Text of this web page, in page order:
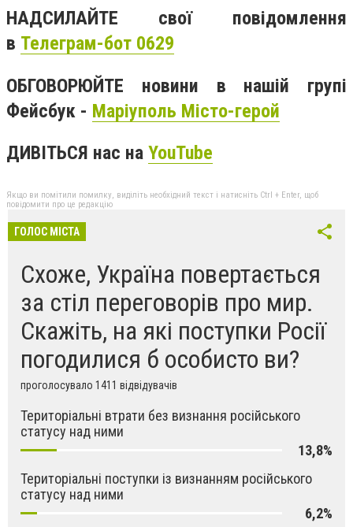
НАДСИЛАЙТЕ свої повідомлення
в Телеграм-бот 0629
ОБГОВОРЮЙТЕ новини в нашій групі
Фейсбук - Маріуполь Місто-герой
ДИВІТЬСЯ нас на YouTube
Якщо ви помітили помилку, виділіть необхідний текст і натисніть Ctrl + Enter, щоб
повідомити про це редакцію
ГОЛОС МІСТА
Схоже, Україна повертається
за стіл переговорів про мир.
Скажіть, на які поступки Росії
погодилися б особисто ви?
проголосувало 1411 відвідувачів
Територіальні втрати без визнання російського
статусу над ними
13,8%
Територіальні поступки із визнанням російського
статусу над ними
6,2%